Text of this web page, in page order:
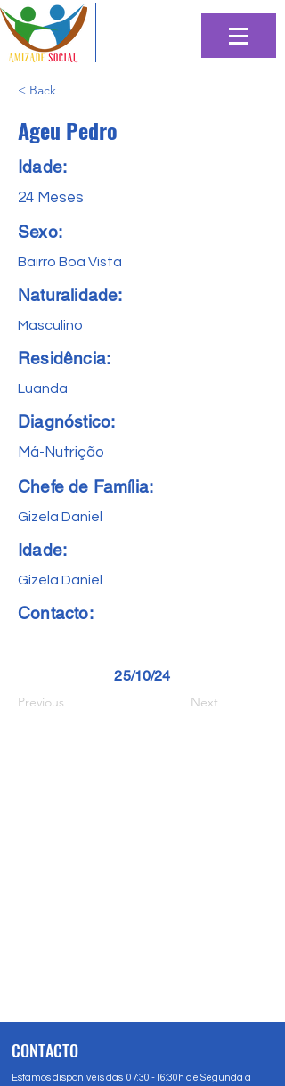
< Back
Ageu Pedro
Idade:
24 Meses
Sexo:
Bairro Boa Vista
Naturalidade:
Masculino
Residência:
Luanda
Diagnóstico:
Má-Nutrição
Chefe de Família:
Gizela Daniel
Idade:
Gizela Daniel
Contacto:
25/10/24
Previous Next
CONTACTO
Estamos disponíveis das 07:30 -16:30h de Segunda a